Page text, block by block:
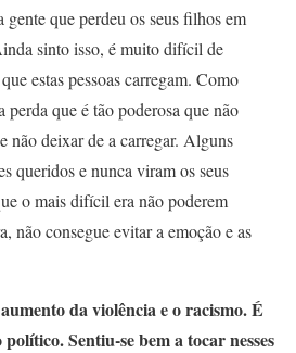
que perdeu os seus filhos em
sinto isso, é muito difícil de
estas pessoas carregam. Como
perda que é tão poderosa que não
não deixar de a carregar. Alguns
queridos e nunca viram os seus
o mais difícil era não poderem
não consegue evitar a emoção e as
da violência e o racismo. É
Sentiu-se bem a tocar nesses